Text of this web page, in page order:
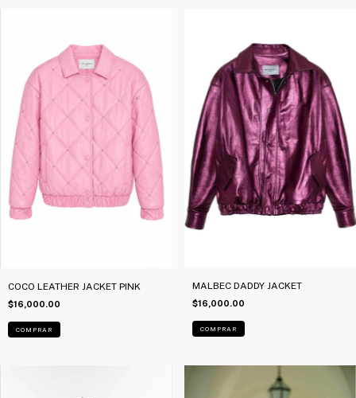
COCO LEATHER JACKET PINK
$16,000.00
COMPRAR
MALBEC DADDY JACKET
$16,000.00
COMPRAR